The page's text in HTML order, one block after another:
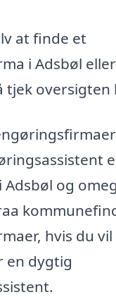
at finde et
i Adsbøl
tjek oversigten
og
hvis du
en dygtig